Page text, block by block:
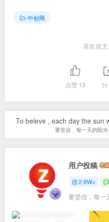
中创网
喜欢就
点赞13
To beleve , each day the sun
要坚信，每一天的阳
用户投稿
2.9W+
要坚信，每一